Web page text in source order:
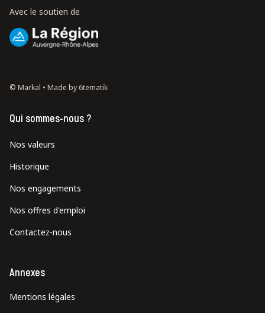
Avec le soutien de
© Markal • Made by 6tematik
Qui sommes-nous ?
Nos valeurs
Historique
Nos engagements
Nos offres d'emploi
Contactez-nous
Annexes
Mentions légales